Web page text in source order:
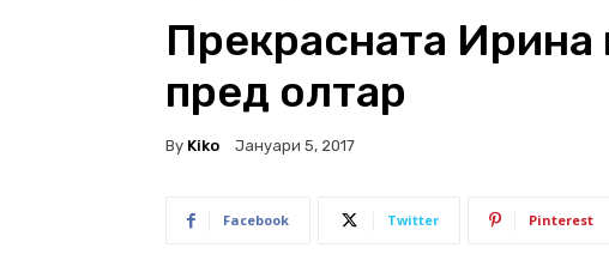
Прекрасната Ирина
пред олтар
By Kiko Јануари 5, 2017
Facebook Twitter Pinterest